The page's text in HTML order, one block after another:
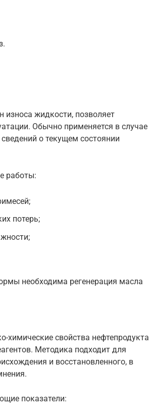
износа жидкости, позволяет
Обычно применяется в случае
о текущем состоянии
работы:
потерь;
необходима регенерация масла
химические свойства нефтепродукта
Методика подходит для
и восстановленного, в
показатели: